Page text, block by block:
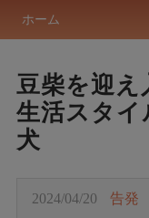
ホーム
豆柴を迎え
生活スタ
犬
2024/04/20 告発